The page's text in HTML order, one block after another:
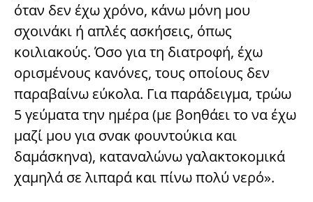
όταν δεν έχω χρόνο, κάνω μόνη μου
σχοινάκι ή απλές ασκήσεις, όπως
κοιλιακούς. Όσο για τη διατροφή, έχω
ορισμένους κανόνες, τους οποίους δεν
παραβαίνω εύκολα. Για παράδειγμα, τρώω
5 γεύματα την ημέρα (με βοηθάει το να έχω
μαζί μου για σνακ φουντούκια και
δαμάσκηνα), καταναλώνω γαλακτοκομικά
χαμηλά σε λιπαρά και πίνω πολύ νερό».